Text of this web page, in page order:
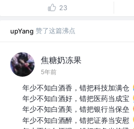
23
upYang 赞了这篇沸点
焦糖奶冻果
5年前
年少不知白酒香，错把科技加满仓
年少不知白酒好，错把医药当成宝
年少不知白酒美，错把银行当保垒
年少不知白酒醉，错把证券当安慰